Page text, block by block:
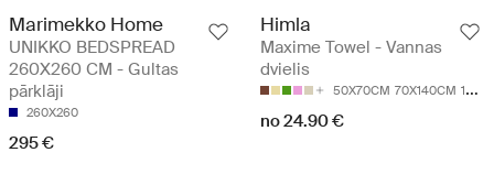
Marimekko Home
UNIKKO BEDSPREAD
260X260 CM - Gultas
pārklāji
260X260
295 €
Himla
Maxime Towel - Vannas
dvielis
50X70CM 70X140CM 100X150CM
no 24.90 €